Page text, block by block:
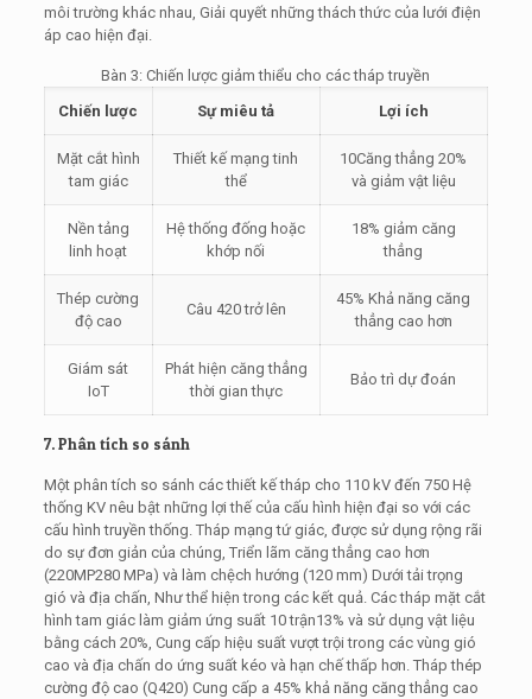
môi trường khác nhau, Giải quyết những thách thức của lưới điện
áp cao hiện đại.
Bàn 3: Chiến lược giảm thiểu cho các tháp truyền
Chiến lược
Sự miêu tả Lợi ích
Mặt cắt hình
tam giác
Thiết kế mạng tinh
thể
10Căng thẳng 20%
và giảm vật liệu
Nền tảng
linh hoạt
Hệ thống đống hoặc
khớp nối
18% giảm căng
thẳng
Thép cường
độ cao
Câu 420 trở lên
45% Khả năng căng
thẳng cao hơn
Giám sát
IoT
Phát hiện căng thẳng
thời gian thực
Bảo trì dự đoán
7. Phân tích so sánh
Một phân tích so sánh các thiết kế tháp cho 110 kV đến 750 Hệ
thống KV nêu bật những lợi thế của cấu hình hiện đại so với các
cấu hình truyền thống. Tháp mạng tứ giác, được sử dụng rộng rãi
do sự đơn giản của chúng, Triển lãm căng thẳng cao hơn
(220MP280 MPa) và làm chệch hướng (120 mm) Dưới tải trọng
gió và địa chấn, Như thể hiện trong các kết quả. Các tháp mặt cắt
hình tam giác làm giảm ứng suất 10 trận13% và sử dụng vật liệu
bằng cách 20%, Cung cấp hiệu suất vượt trội trong các vùng gió
cao và địa chấn do ứng suất kéo và hạn chế thấp hơn. Tháp thép
cường độ cao (Q420) Cung cấp a 45% khả năng căng thẳng cao